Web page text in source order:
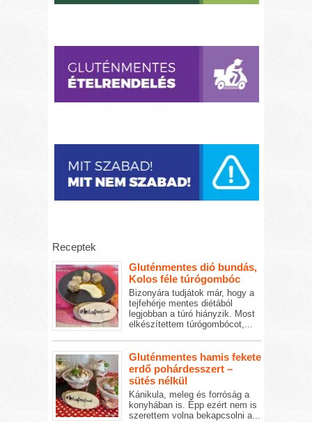
Receptek
Gluténmentes dió bundás,
Kolos féle túrógombóc
Bizonyára tudjátok már, hogy a
tejfehérje mentes diétából
legjobban a túró hiányzik. Most
elkészítettem túrógombócot,...
Gluténmentes hamis fekete
erdő pohárdesszert –
sütés nélkül
Kánikula, meleg és forróság a
konyhában is. Épp ezért nem is
szerettem volna bekapcsolni a...